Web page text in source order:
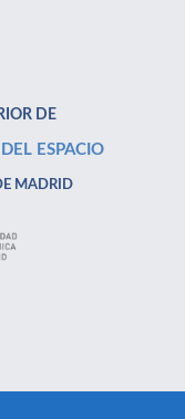
DE
ESPACIO
MADRID